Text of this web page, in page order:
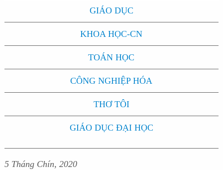
GIÁO DỤC
KHOA HỌC-CN
TOÁN HỌC
CÔNG NGHIỆP HÓA
THƠ TÔI
GIÁO DỤC ĐẠI HỌC
5 Tháng Chín, 2020